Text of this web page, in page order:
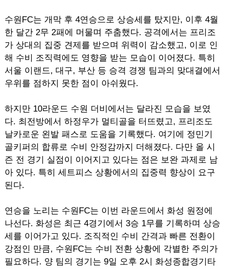
수원FC는 개막 후 4연승으로 상승세를 탔지만, 이후 4월
한 달간 2무 2패에 머물며 주춤했다. 공격에서는 프리조
가 상대의 집중 견제를 받으며 위력이 감소했고, 이로 인
해 수비 조직력에도 영향을 받는 모습이 이어졌다. 특히
서울 이랜드, 대구, 부산 등 승격 경쟁 팀과의 맞대결에서
우위를 점하지 못한 점이 아쉬웠다.
하지만 10라운드 수원 더비에서는 달라진 모습을 보였
다. 최전방에서 하정우가 멀티골을 터뜨렸고, 프리조도
날카로운 왼발 패스로 도움을 기록했다. 여기에 정민기
골키퍼의 합류로 수비 안정감까지 더해졌다. 다만 올 시
즌 전 경기 실점이 이어지고 있다는 점은 보완 과제로 남
아 있다. 특히 세트피스 상황에서의 집중력 향상이 요구
된다.
연승을 노리는 수원FC는 이번 라운드에서 화성 원정에
나선다. 화성은 최근 4경기에서 3승 1무를 기록하며 상승
세를 이어가고 있다. 조직적인 수비 간격과 빠른 전환이
강점인 만큼, 수원FC는 수비 전환 상황에 각별한 주의가
필요하다. 양 팀의 경기는 9일 오후 2시 화성종합경기타